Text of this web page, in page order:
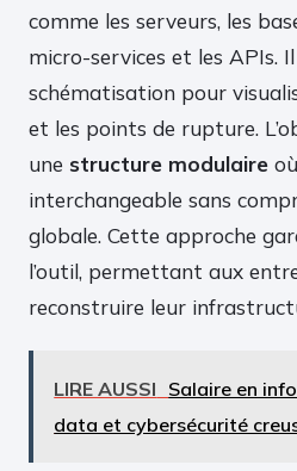
comme les serveurs, les
micro-services et les APIs.
schématisation pour
et les points de rupture.
une structure modulaire
interchangeable sans
globale. Cette approche
l’outil, permettant aux
reconstruire leur
LIRE AUSSI Salaire en
data et cybersécurité